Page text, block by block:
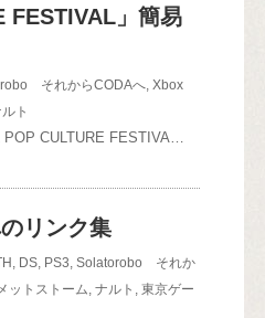
FESTIVAL」簡易
それからCODAへ, Xbox
ト
POP CULTURE FESTIVA…
リンク集
, DS, PS3, Solatorobo それか
ットストーム, ナルト , 東京ゲー